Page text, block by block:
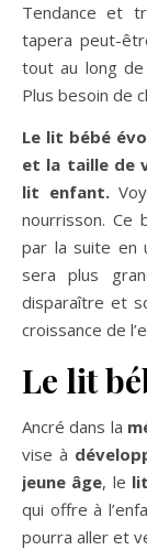
Tendance et
tapera peut-
tout au long de
Plus besoin de
Le lit bébé
et la taille de
lit enfant.
nourrisson. Ce
par la suite en
sera plus
disparaître et
croissance de
Le lit
Ancré dans la
vise à
jeune âge, le
qui offre à
pourra aller et